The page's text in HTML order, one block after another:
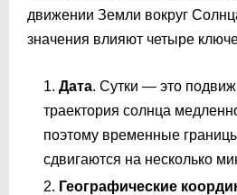
движении Земли вокруг
значения влияют четыре
Дата. Сутки — это
траектория солнца
поэтому временные
сдвигаются на несколько
Географические